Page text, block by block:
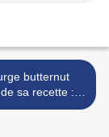
butternut
sa recette :
velouté de butternut >